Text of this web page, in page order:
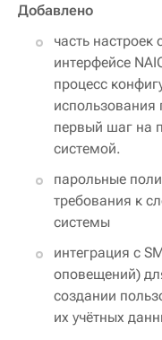
Добавлено
часть настроек
интерфейсе
процесс
использования
первый шаг на
системой.
парольные
требования к
системы
интеграция с
оповещений)
создании
их учётных